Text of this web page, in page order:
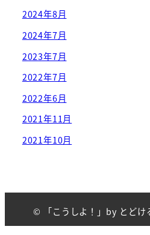
2024年8月
2024年7月
2023年7月
2022年7月
2022年6月
2021年11月
2021年10月
© 「こうしよ！」by とどけ